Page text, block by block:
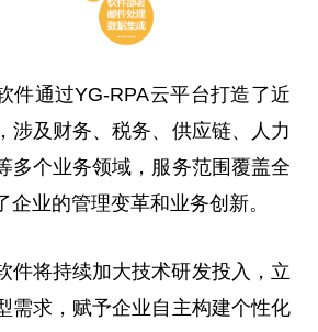
件通过YG-RPA云平台打造了近
涉及财务、税务、供应链、人力
多个业务领域，服务范围覆盖全
企业的管理变革和业务创新。
件将持续加大技术研发投入，立
需求，赋予企业自主构建个性化